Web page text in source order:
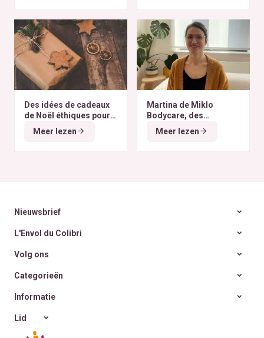
Des idées de cadeaux
de Noël éthiques pour
tous les budgets
Meer lezen
Martina de Miklo
Bodycare, des
déodorants naturels et
zéro déchet
A la
Meer lezen
Nieuwsbrief
L'Envol du Colibri
Volg ons
Categorieën
Informatie
Lid